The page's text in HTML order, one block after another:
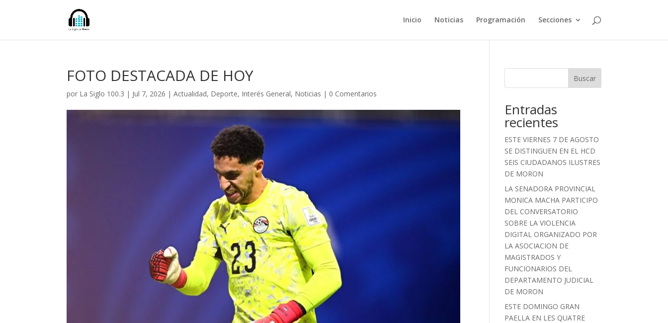
Inicio Noticias Programación Secciones
FOTO DESTACADA DE HOY
por La Siglo 100.3 | Jul 7, 2026 |Actualidad, Deporte, Interés General, Noticias | 0 Comentarios
Buscar
Entradas
recientes
ESTE VIERNES 7 DE AGOSTO
SE DISTINGUEN EN EL HCD
SEIS CIUDADANOS ILUSTRES
DE MORON
LA SENADORA PROVINCIAL
MONICA MACHA PARTICIPO
DEL CONVERSATORIO
SOBRE LA VIOLENCIA
DIGITAL ORGANIZADO POR
LA ASOCIACION DE
MAGISTRADOS Y
FUNCIONARIOS DEL
DEPARTAMENTO JUDICIAL
DE MORON
ESTE DOMINGO GRAN
PAELLA EN LES QUATRE